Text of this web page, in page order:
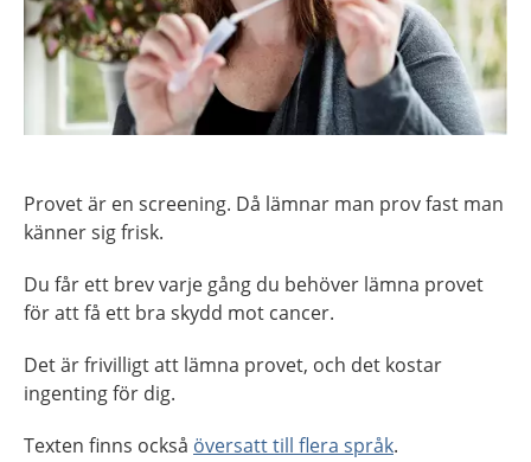
Provet är en screening. Då lämnar man prov fast man
känner sig frisk.
Du får ett brev varje gång du behöver lämna provet
för att få ett bra skydd mot cancer.
Det är frivilligt att lämna provet, och det kostar
ingenting för dig.
Texten finns också översatt till flera språk.